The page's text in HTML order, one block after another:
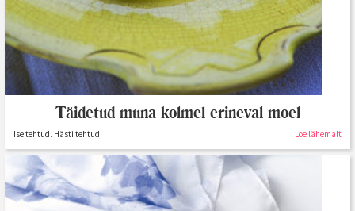
Täidetud muna kolmel erineval moel
Ise tehtud. Hästi tehtud. Loe lähemalt